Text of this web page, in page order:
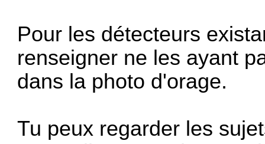
Pour les détecteurs
renseigner ne les ayant
dans la photo d'orage.
Tu peux regarder les